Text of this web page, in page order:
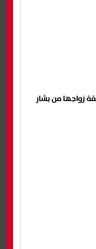
زواجها من بشار